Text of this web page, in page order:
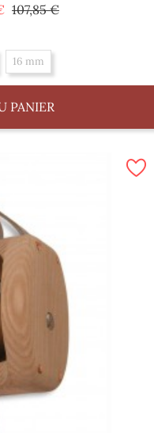
Prix
107,85 €Prix
16 mm
PANIER